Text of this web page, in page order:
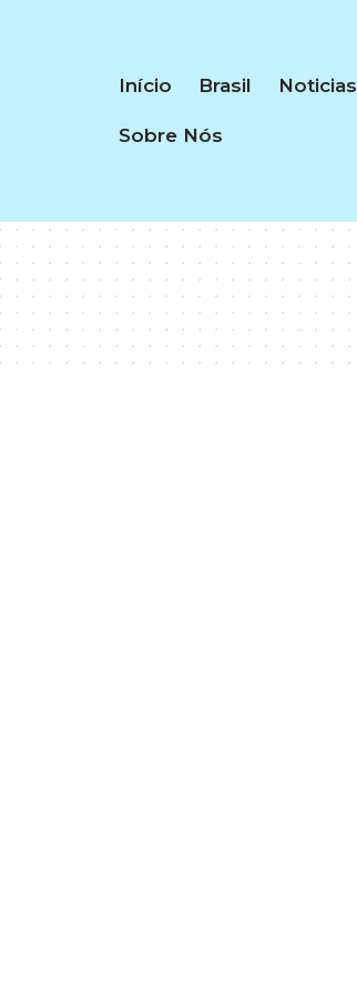
Início Brasil Noticias
Sobre Nós